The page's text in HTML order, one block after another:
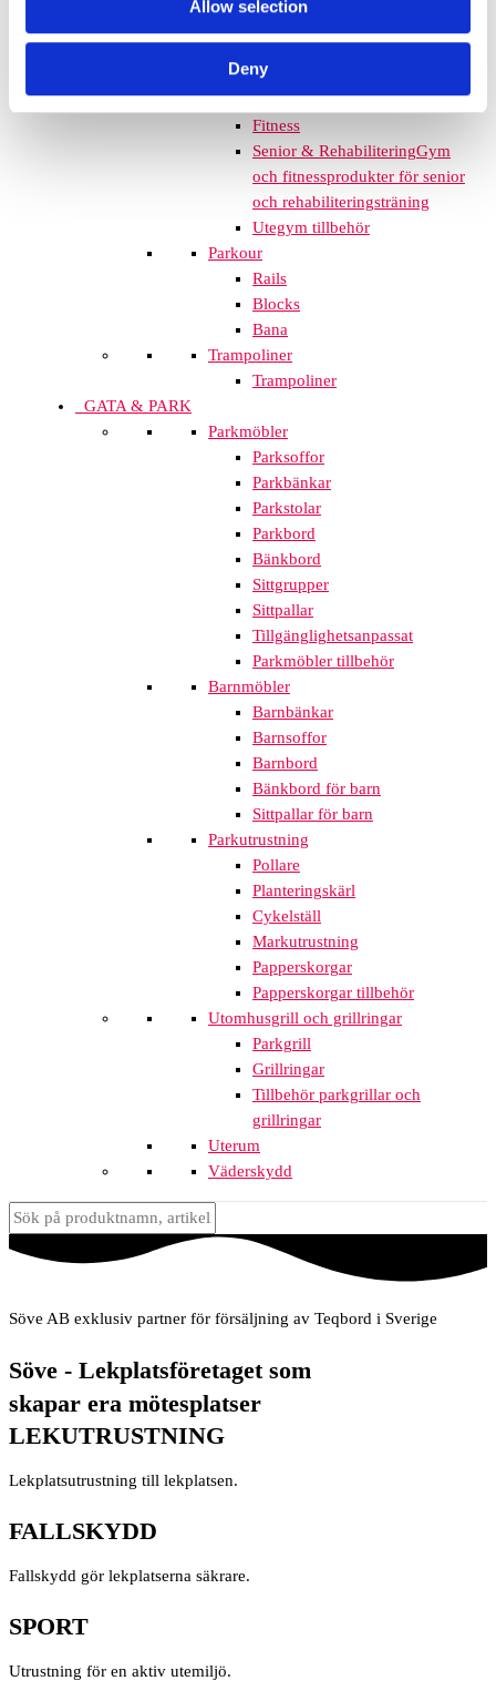
Allow selection
Deny
Multisportarenor
Fitness och utegym
Utegym
Fitness
Senior & RehabiliteringGym
och fitnessprodukter för senior
och rehabiliteringsträning
Utegym tillbehör
Parkour
Rails
Blocks
Bana
Trampoliner
Trampoliner
GATA & PARK
Parkmöbler
Parksoffor
Parkbänkar
Parkstolar
Parkbord
Bänkbord
Sittgrupper
Sittpallar
Tillgänglighetsanpassat
Parkmöbler tillbehör
Barnmöbler
Barnbänkar
Barnsoffor
Barnbord
Bänkbord för barn
Sittpallar för barn
Parkutrustning
Pollare
Planteringskärl
Cykelställ
Markutrustning
Papperskorgar
Papperskorgar tillbehör
Utomhusgrill och grillringar
Parkgrill
Grillringar
Tillbehör parkgrillar och
grillringar
Uterum
Väderskydd
Söve AB exklusiv partner för försäljning av Teqbord i Sverige
Söve - Lekplatsföretaget som
skapar era mötesplatser
LEKUTRUSTNING
Lekplatsutrustning till lekplatsen.
FALLSKYDD
Fallskydd gör lekplatserna säkrare.
SPORT
Utrustning för en aktiv utemiljö.